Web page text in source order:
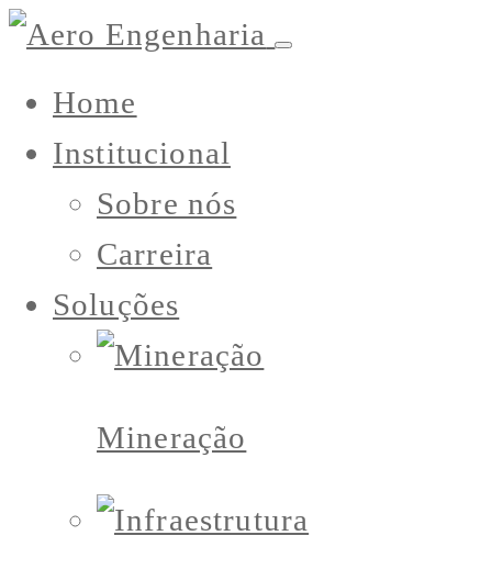
Home
Institucional
Sobre nós
Carreira
Soluções
Mineração